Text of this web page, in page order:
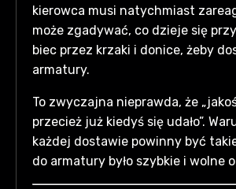
kierowca musi natychmiast
może zgadywać, co dzieje się
biec przez krzaki i donice, żeby
armatury.
To zwyczajna nieprawda, że
przecież już kiedyś się udało”.
każdej dostawie powinny być
do armatury było szybkie i wolne